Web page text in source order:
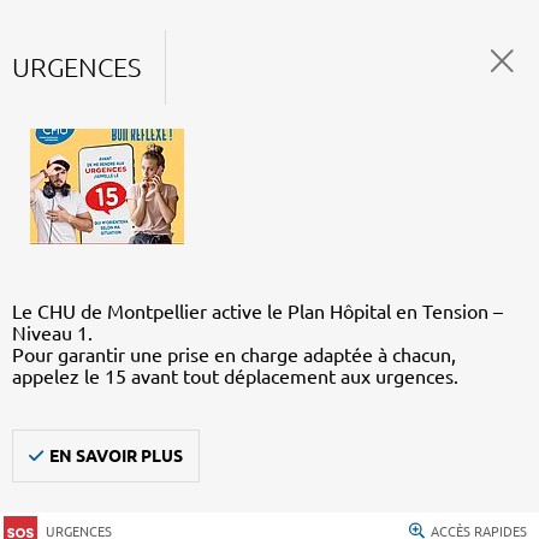
URGENCES
Le CHU de Montpellier active le Plan Hôpital en Tension –
Niveau 1.
Pour garantir une prise en charge adaptée à chacun,
appelez le 15 avant tout déplacement aux urgences.
EN SAVOIR PLUS
URGENCES ACCÈS RAPIDES